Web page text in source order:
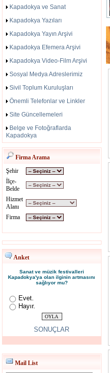
Kapadokya ve Sanat
Kapadokya Yazıları
Kapadokya Yayın Arşivi
Kapadokya Efemera Arşivi
Kapadokya Video-Film Arşivi
Sosyal Medya Adreslerimiz
Sivil Toplum Kuruluşları
Önemli Telefonlar ve Linkler
Site Güncellemeleri
Belge ve Fotoğraflarda
Kapadokya
Firma Arama
Şehir
İlçe-
Belde
Hizmet
Alanı
Firma
Anket
Sanat ve müzik festivalleri
Kapadokya'ya olan ilginin artmasını
sağlıyor mu?
Evet.
Hayır.
SONUÇLAR
Mail List